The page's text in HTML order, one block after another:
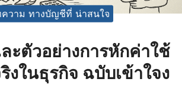
วาม ทางบัญชีที่ น่าสนใจ
ะตัวอย่างการหักค่าใช้
งในธุรกิจ ฉบับเข้าใจง